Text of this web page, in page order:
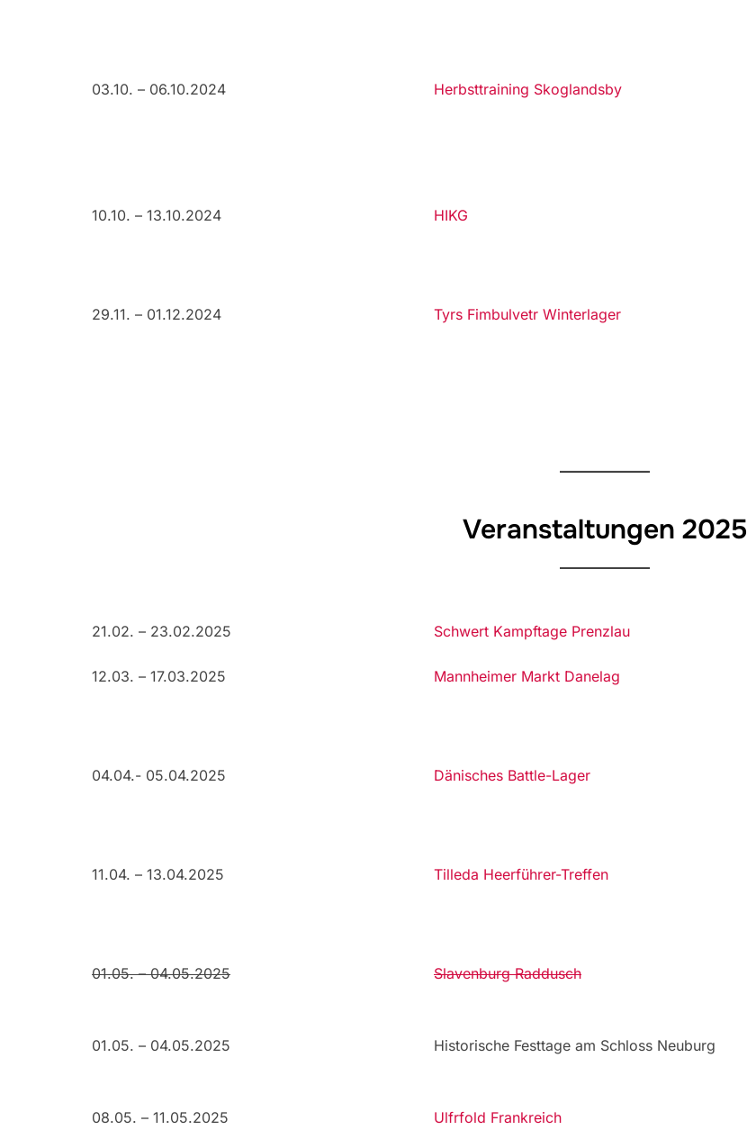
03.10. – 06.10.2024 Herbst­training Skoglandsby
10.10. – 13.10.2024 HIKG
29.11. – 01.12.2024 Tyrs Fimbulvetr Winterlager
Veranstaltungen 2025
21.02. – 23.02.2025 Schwert Kampftage Prenzlau
12.03. – 17.03.2025 Mannheimer Markt Danelag
04.04.- 05.04.2025 Dänisches Battle­-Lager
11.04. – 13.04.2025 Tilleda Heerführer-Treffen
01.05. – 04.05.2025 Slavenburg Raddusch
01.05. – 04.05.2025 Historische Festtage am Schloss Neuburg
08.05. – 11.05.2025 Ulfrfold Frankreich